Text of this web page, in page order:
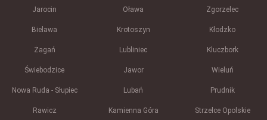
Jarocin Oława Zgorzelec
Bielawa Krotoszyn Kłodzko
Żagań Lubliniec Kluczbork
Świebodzice Jawor Wieluń
Nowa Ruda - Słupiec Lubań Prudnik
Rawicz Kamienna Góra Strzelce Opolskie